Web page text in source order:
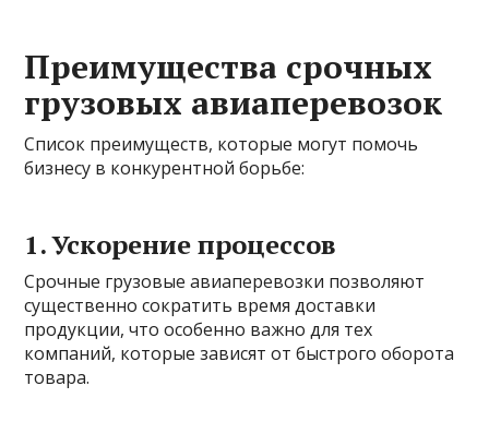
Преимущества срочных
грузовых авиаперевозок
Список преимуществ, которые могут помочь
бизнесу в конкурентной борьбе:
1. Ускорение процессов
Срочные грузовые авиаперевозки позволяют
существенно сократить время доставки
продукции, что особенно важно для тех
компаний, которые зависят от быстрого оборота
товара.